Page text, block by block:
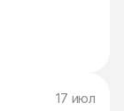
17 июл